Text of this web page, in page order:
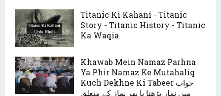
Titanic Ki Kahani - Titanic
Story - Titanic History - Titanic
Ka Waqia
Khawab Mein Namaz Parhna
Ya Phir Namaz Ke Mutahaliq
Kuch Dekhne Ki Tabeer خواب
میں نماز پڑھنا یا پھر نماز کے متعلق